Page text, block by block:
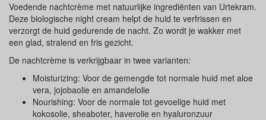
Voedende nachtcrème met natuurlijke ingrediënten van Urtekram.
Deze biologische night cream helpt de huid te verfrissen en
verzorgt de huid gedurende de nacht. Zo wordt je wakker met
een glad, stralend en fris gezicht.
De nachtcrème is verkrijgbaar in twee varianten:
Moisturizing: Voor de gemengde tot normale huid met aloe
vera, jojobaolie en amandelolie
Nourishing: Voor de normale tot gevoelige huid met
kokosolie, sheaboter, haverolie en hyaluronzuur